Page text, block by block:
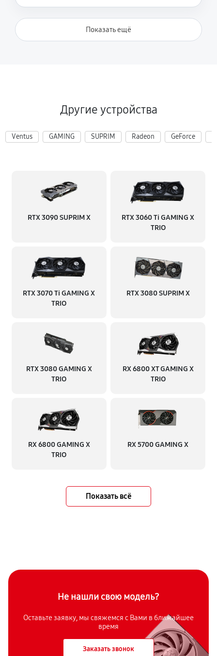
Показать ещё
Другие устройства
Ventus GAMING SUPRIM Radeon GeForce
RTX 3090 SUPRIM X
RTX 3060 Ti GAMING X
TRIO
RTX 3070 Ti GAMING X
TRIO
RTX 3080 SUPRIM X
RTX 3080 GAMING X
TRIO
RX 6800 XT GAMING X
TRIO
RX 6800 GAMING X
TRIO
RX 5700 GAMING X
Показать всё
Не нашли свою модель?
Оставьте заявку, мы свяжемся с Вами в ближайшее
время
Заказать звонок